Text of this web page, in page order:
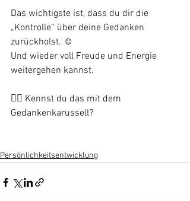
Das wichtigste ist, dass du dir die
„Kontrolle“ über deine Gedanken
zurückholst. ☺️
Und wieder voll Freude und Energie
weitergehen kannst.
👉🏻 Kennst du das mit dem
Gedankenkarussell?
Persönlichkeitsentwicklung